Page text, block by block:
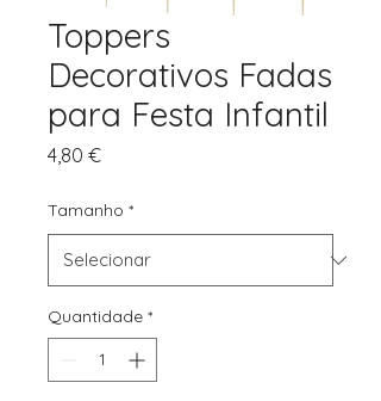
Toppers
Decorativos Fadas
para Festa Infantil
4,80 €Preço
Tamanho *
Quantidade *